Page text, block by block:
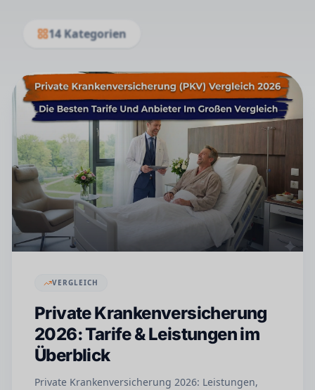
14Kategorien
VERGLEICH
Private Krankenversicherung
2026: Tarife & Leistungen im
Überblick
Private Krankenversicherung 2026: Leistungen,